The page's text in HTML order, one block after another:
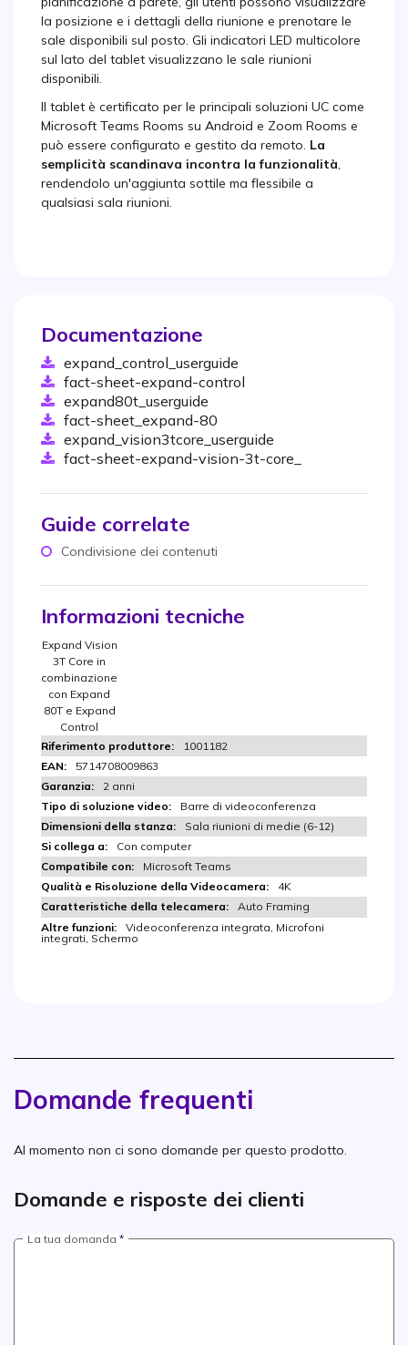
la posizione e i dettagli della riunione e prenotare le
sale disponibili sul posto. Gli indicatori LED multicolore
sul lato del tablet visualizzano le sale riunioni
disponibili.
Il tablet è certificato per le principali soluzioni UC come
Microsoft Teams Rooms su Android e Zoom Rooms e
può essere configurato e gestito da remoto. La
semplicità scandinava incontra la funzionalità,
rendendolo un'aggiunta sottile ma flessibile a
qualsiasi sala riunioni.
Documentazione
expand_control_userguide
fact-sheet-expand-control
expand80t_userguide
fact-sheet_expand-80
expand_vision3tcore_userguide
fact-sheet-expand-vision-3t-core_
Guide correlate
Condivisione dei contenuti
Informazioni tecniche
Expand Vision
3T Core in
combinazione
con Expand
80T e Expand
Control
1001182
5714708009863
2 anni
Barre di videoconferenza
Sala riunioni di medie (6-12)
Con computer
Microsoft Teams
4K
Auto Framing
Videoconferenza integrata, Microfoni
integrati, Schermo
Domande frequenti
Al momento non ci sono domande per questo prodotto.
Domande e risposte dei clienti
La tua domanda